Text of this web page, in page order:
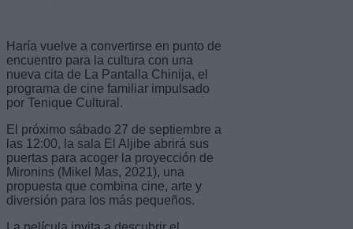
Haría vuelve a convertirse en punto de
encuentro para la cultura con una
nueva cita de La Pantalla Chinija, el
programa de cine familiar impulsado
por Tenique Cultural.
El próximo sábado 27 de septiembre a
las 12:00, la sala El Aljibe abrirá sus
puertas para acoger la proyección de
Mironins (Mikel Mas, 2021), una
propuesta que combina cine, arte y
diversión para los más pequeños.